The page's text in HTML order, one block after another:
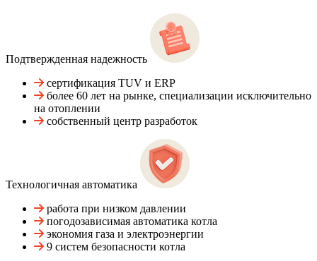
Подтвержденная надежность
сертификация TUV и ERP
более 60 лет на рынке, специализации исключительно
на отоплении
собственный центр разработок
Технологичная автоматика
работа при низком давлении
погодозависимая автоматика котла
экономия газа и электроэнергии
9 систем безопасности котла